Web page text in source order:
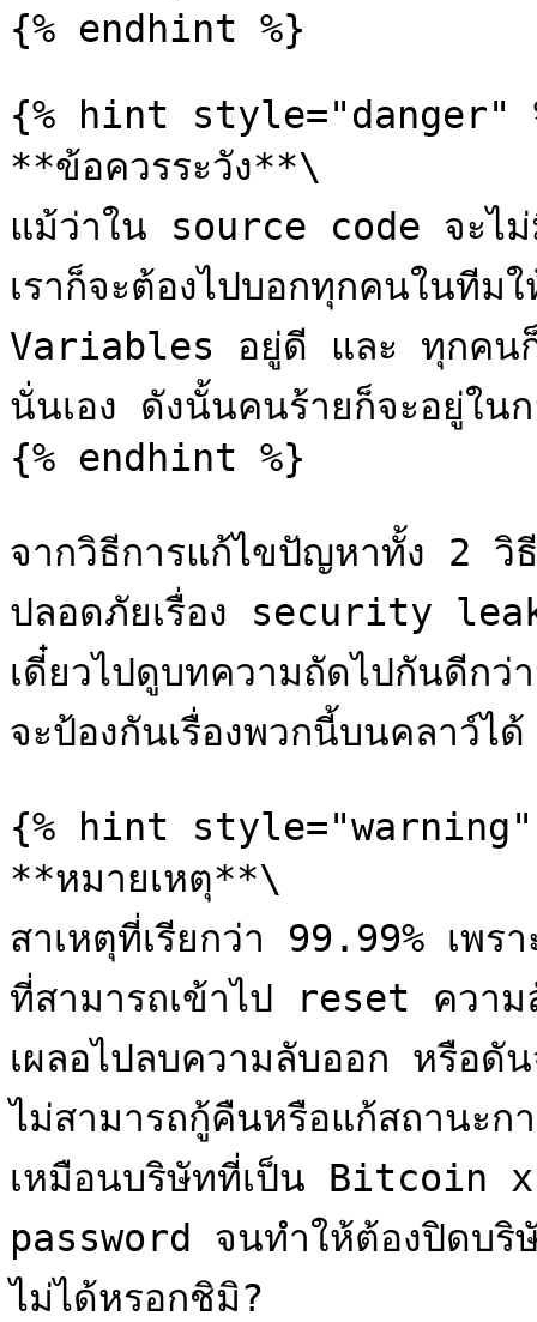
{% endhint %}
{% hint style="danger"
**ข้อควรระวัง**\
แม้ว่าใน source code จะไ
เราก็จะต้องไปบอกทุกคนในที
Variables อยู่ดี และ ทุกคนก็
นั่นเอง ดังนั้นคนร้ายก็จะอยู่ในก
{% endhint %}
จากวิธีการแก้ไขปัญหาทั้ง 2 วิ
ปลอดภัยเรื่อง security
เดี๋ยวไปดูบทความถัดไปกันดีกว่
จะป้องกันเรื่องพวกนี้บนคลาว์ไ
{% hint style="warning"
**หมายเหตุ**\
สาเหตุที่เรียกว่า 99.99% เพร
ที่สามารถเข้าไป reset ความ
เผลอไปลบความลับออก หรือดั
ไม่สามารถกู้คืนหรือแก้สถานะก
เหมือนบริษัทที่เป็น Bitcoin
password จนทำให้ต้องปิดบริ
ไม่ได้หรอกชิมิ?